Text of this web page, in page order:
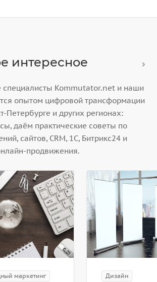
интересное
специалисты Kommutator.net и наши
опытом цифровой трансформации
Петербурге и других регионах:
даём практические советы по
сайтов, CRM, 1С, Битрикс24 и
продвижения.
маркетинг Дизайн